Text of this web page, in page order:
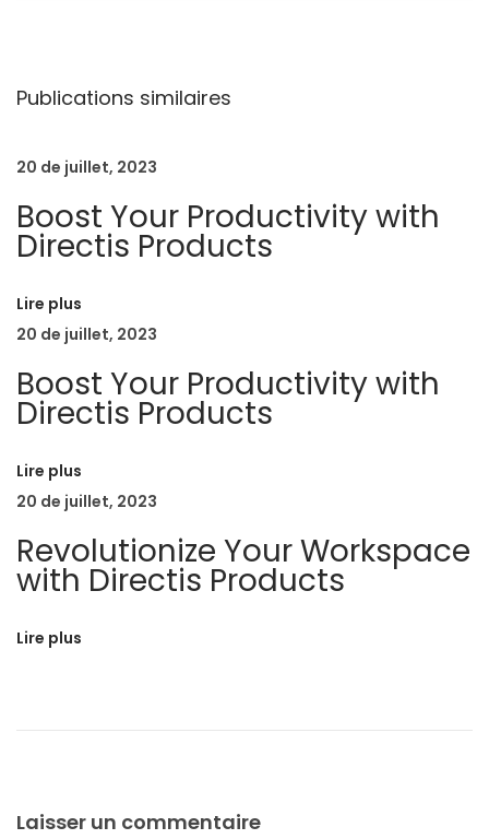
o
p
n
S
u
m
m
r
M
n
2
1
G
Publications similaires
20 de juillet, 2023
Boost Your Productivity with
Directis Products
Lire plus
20 de juillet, 2023
Boost Your Productivity with
Directis Products
Lire plus
20 de juillet, 2023
Revolutionize Your Workspace
with Directis Products
Lire plus
Laisser un commentaire